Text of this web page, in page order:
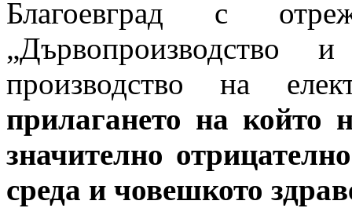
Благоевград с
„Дървопроизводство
производство на
прилагането на който
значително
среда и човешкото